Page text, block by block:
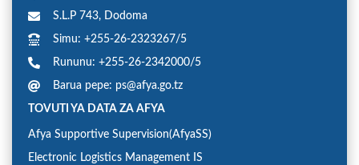
S.L.P 743, Dodoma
Simu: +255-26-2323267/5
Rununu: +255-26-2342000/5
Barua pepe: ps@afya.go.tz
TOVUTI YA DATA ZA AFYA
Afya Supportive Supervision(AfyaSS)
Electronic Logistics Management IS